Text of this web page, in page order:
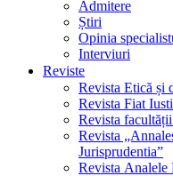
Admitere
Știri
Opinia
Interviuri
Reviste
Revista Etică și
Revista Fiat
Revista
Revista
Jurisprudentia”
Revista Analele